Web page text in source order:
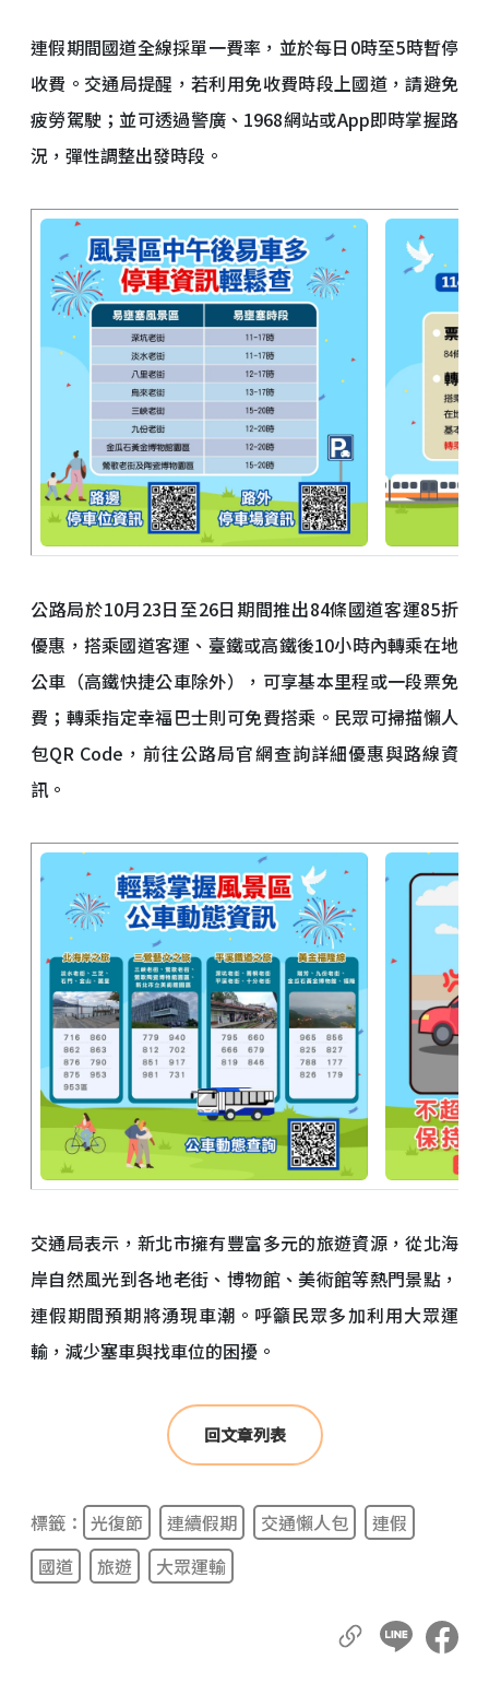
連假期間國道全線採單一費率，並於每日0時至5時暫停
收費。交通局提醒，若利用免收費時段上國道，請避免
疲勞駕駛；並可透過警廣、1968網站或App即時掌握路
況，彈性調整出發時段。
公路局於10月23日至26日期間推出84條國道客運85折
優惠，搭乘國道客運、臺鐵或高鐵後10小時內轉乘在地
公車（高鐵快捷公車除外），可享基本里程或一段票免
費；轉乘指定幸福巴士則可免費搭乘。民眾可掃描懶人
包QR Code，前往公路局官網查詢詳細優惠與路線資
訊。
交通局表示，新北市擁有豐富多元的旅遊資源，從北海
岸自然風光到各地老街、博物館、美術館等熱門景點，
連假期間預期將湧現車潮。呼籲民眾多加利用大眾運
輸，減少塞車與找車位的困擾。
回文章列表
標籤： 光復節 連續假期 交通懶人包
連假
國道
旅遊 大眾運輸